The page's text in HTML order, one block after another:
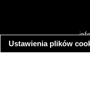
Ustawienia plików
informacja